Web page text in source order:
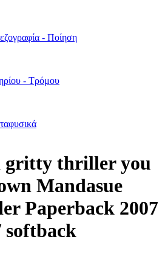
- Ποίηση
- Τρόμου
gritty thriller you
Mandasue
Paperback 2007
softback